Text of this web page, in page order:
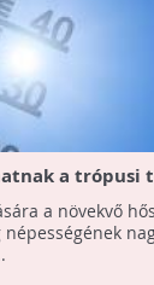
a trópusi
a növekvő